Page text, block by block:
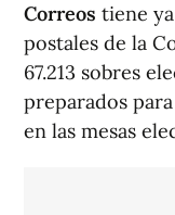
Correos tiene
postales de la
67.213 sobres
preparados
en las mesas